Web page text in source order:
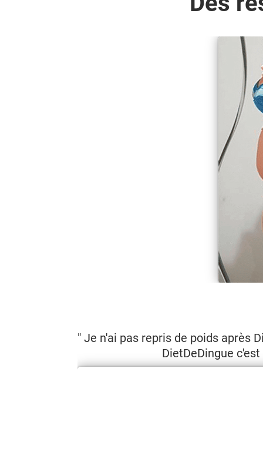
" Je n'ai pas repris de poids après
DietDeDingue